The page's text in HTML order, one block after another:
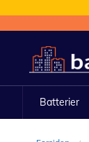
to
Content
Batterier